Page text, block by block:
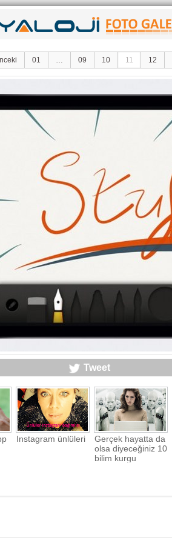
01 … 09 10 11 12
Tweet
Instagram ünlüleri
Gerçek hayatta da
olsa diyeceğiniz 10
bilim kurgu